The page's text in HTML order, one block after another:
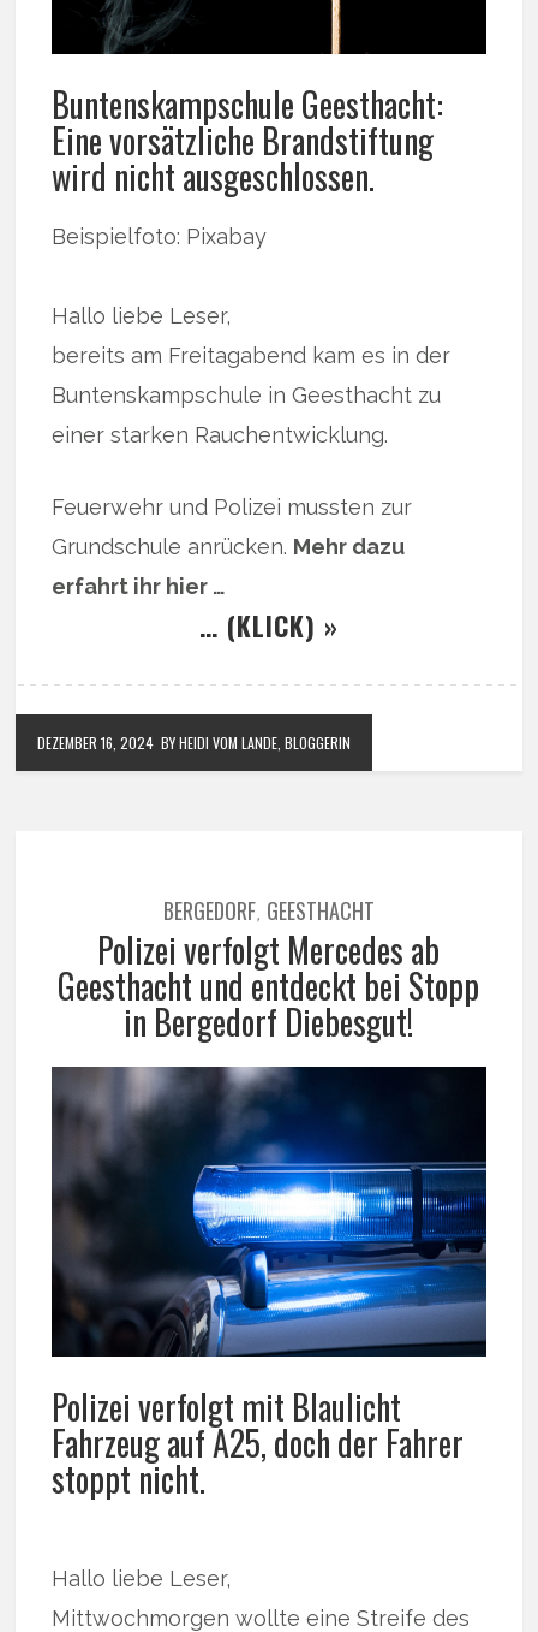
Buntenskampschule Geesthacht:
Eine vorsätzliche Brandstiftung
wird nicht ausgeschlossen.
Beispielfoto: Pixabay
Hallo liebe Leser,
bereits am Freitagabend kam es in der
Buntenskampschule in Geesthacht zu
einer starken Rauchentwicklung.
Feuerwehr und Polizei mussten zur
Grundschule anrücken. Mehr dazu
erfahrt ihr hier …
… (KLICK) »
DEZEMBER 16, 2024 BY HEIDI VOM LANDE, BLOGGERIN
BERGEDORF, GEESTHACHT
Polizei verfolgt Mercedes ab
Geesthacht und entdeckt bei Stopp
in Bergedorf Diebesgut!
Polizei verfolgt mit Blaulicht
Fahrzeug auf A25, doch der Fahrer
stoppt nicht.
Hallo liebe Leser,
Mittwochmorgen wollte eine Streife des